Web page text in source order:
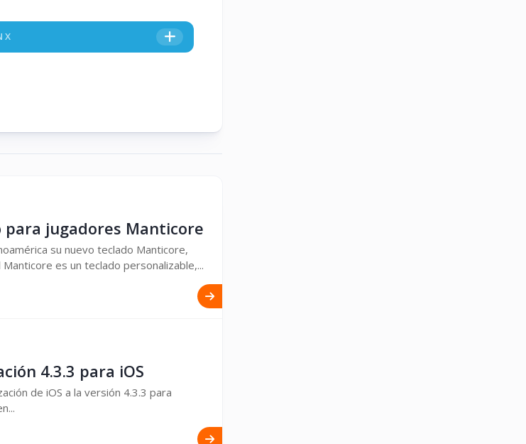
X
para jugadores Manticore
su nuevo teclado Manticore,
es un teclado personalizable,...
4.3.3 para iOS
de iOS a la versión 4.3.3 para